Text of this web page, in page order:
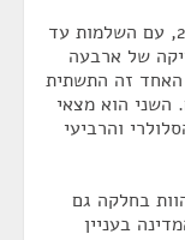
כמו שנאמר, בתקופה של ינואר עד יולי 2012, עם השלמות עד
בדיקה של ארבעה
האחד זה התשתית
השני הוא מצאי
והרביעי
בחלקה גם
בעניין